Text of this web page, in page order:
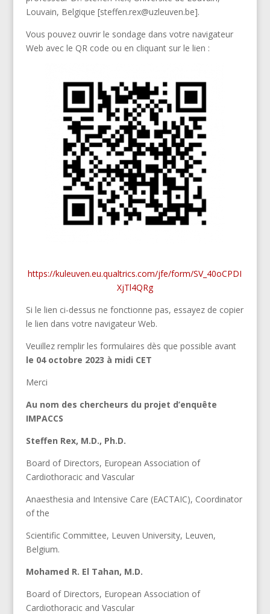
Louvain, Belgique [steffen.rex@uzleuven.be].
Vous pouvez ouvrir le sondage dans votre navigateur
Web avec le QR code ou en cliquant sur le lien :
https://kuleuven.eu.qualtrics.com/jfe/form/SV_40oCPDI
XjTl4QRg
Si le lien ci-dessus ne fonctionne pas, essayez de copier
le lien dans votre navigateur Web.
Veuillez remplir les formulaires dès que possible avant
le 04 octobre 2023 à midi CET
Merci
Au nom des chercheurs du projet d’enquête
IMPACCS
Steffen Rex, M.D., Ph.D.
Board of Directors, European Association of
Cardiothoracic and Vascular
Anaesthesia and Intensive Care (EACTAIC), Coordinator
of the
Scientific Committee, Leuven University, Leuven,
Belgium.
Mohamed R. El Tahan, M.D.
Board of Directors, European Association of
Cardiothoracic and Vascular